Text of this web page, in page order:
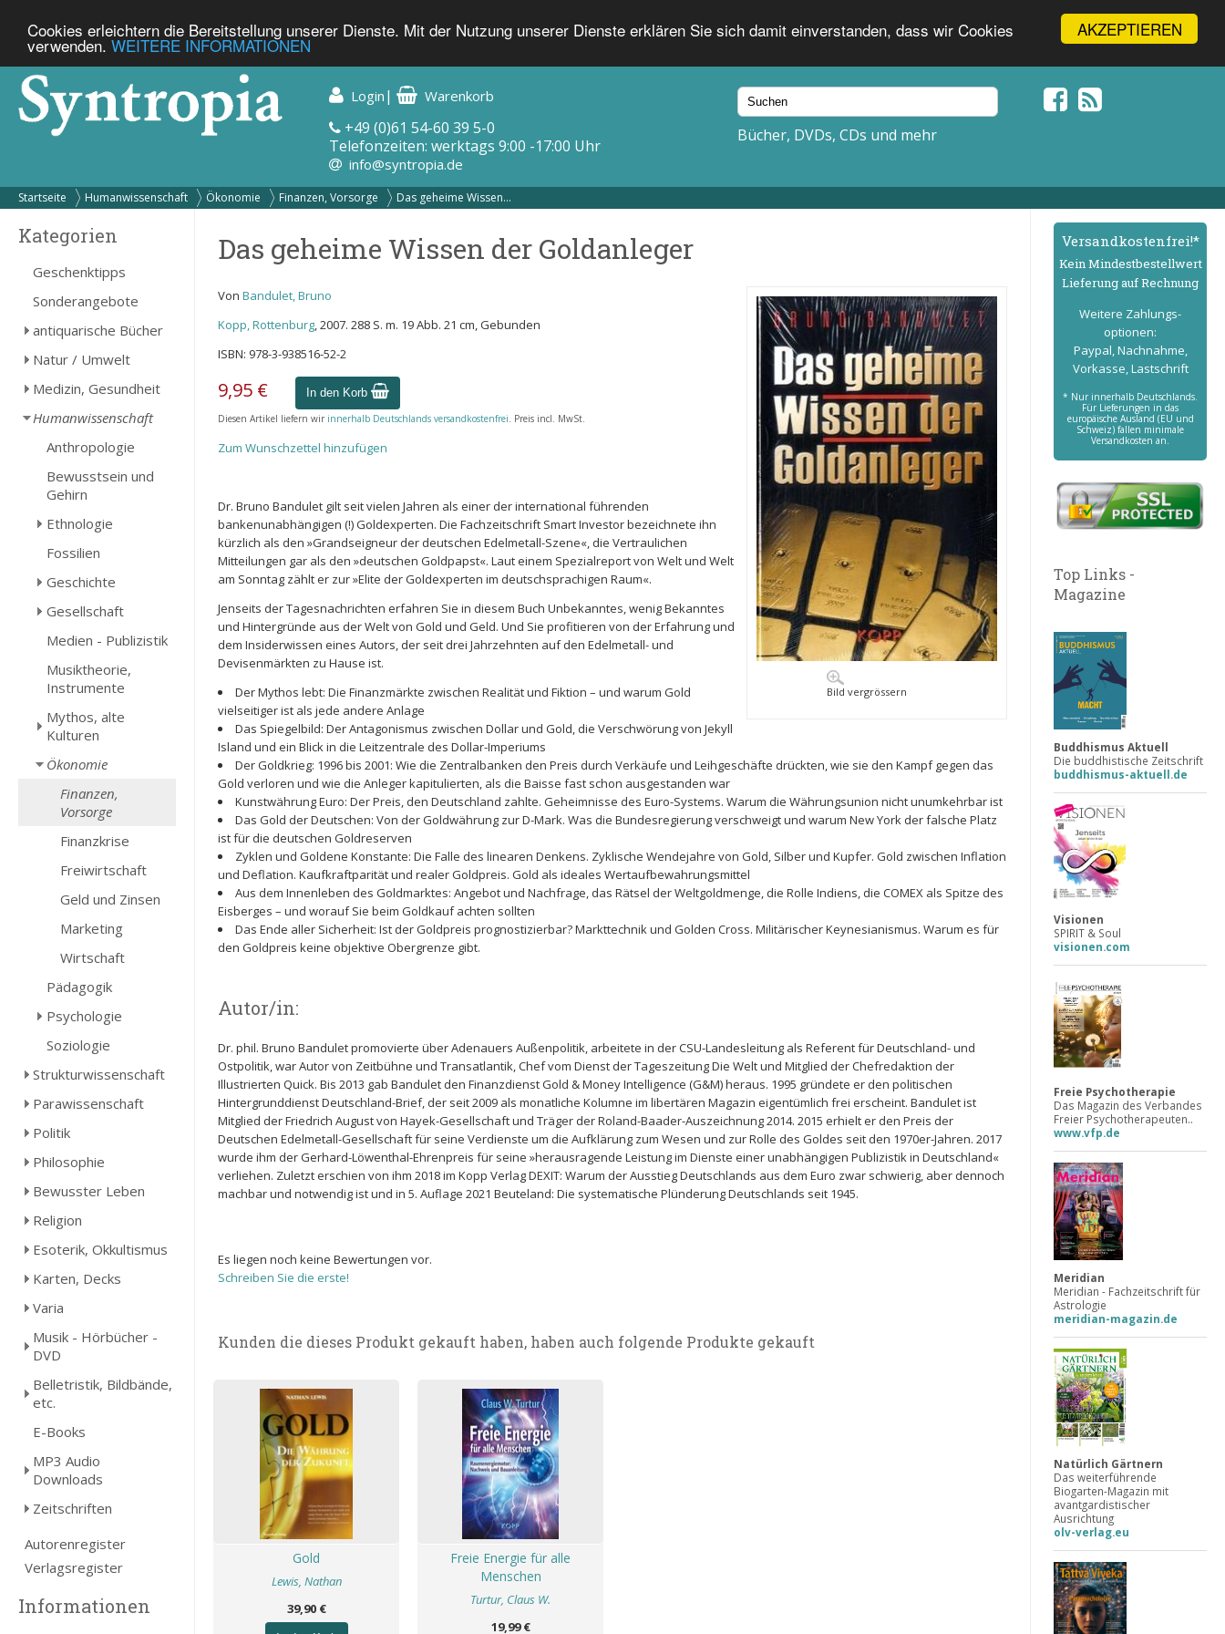
AKZEPTIEREN
Cookies erleichtern die Bereitstellung unserer Dienste. Mit der Nutzung unserer Dienste erklären Sie sich damit einverstanden, dass wir Cookies
verwenden. WEITERE INFORMATIONEN
Login | Warenkorb
+49 (0)61 54-60 39 5-0
Telefonzeiten: werktags 9:00 -17:00 Uhr
info@syntropia.de
Bücher, DVDs, CDs und mehr
Startseite Humanwissenschaft Ökonomie Finanzen, Vorsorge Das geheime Wissen...
Kategorien
Geschenktipps
Sonderangebote
antiquarische Bücher
Natur / Umwelt
Medizin, Gesundheit
Humanwissenschaft
Anthropologie
Bewusstsein und
Gehirn
Ethnologie
Fossilien
Geschichte
Gesellschaft
Medien - Publizistik
Musiktheorie,
Instrumente
Mythos, alte
Kulturen
Ökonomie
Finanzen,
Vorsorge
Finanzkrise
Freiwirtschaft
Geld und Zinsen
Marketing
Wirtschaft
Pädagogik
Psychologie
Soziologie
Strukturwissenschaft
Parawissenschaft
Politik
Philosophie
Bewusster Leben
Religion
Esoterik, Okkultismus
Karten, Decks
Varia
Musik - Hörbücher -
DVD
Belletristik, Bildbände,
etc.
E-Books
MP3 Audio
Downloads
Zeitschriften
Autorenregister
Verlagsregister
Informationen
Das geheime Wissen der Goldanleger
Bild vergrössern
Von Bandulet, Bruno
Kopp, Rottenburg, 2007. 288 S. m. 19 Abb. 21 cm, Gebunden
ISBN: 978-3-938516-52-2
9,95 € In den Korb
Diesen Artikel liefern wir innerhalb Deutschlands versandkostenfrei. Preis incl. MwSt.
Zum Wunschzettel hinzufügen
Dr. Bruno Bandulet gilt seit vielen Jahren als einer der international führenden
bankenunabhängigen (!) Goldexperten. Die Fachzeitschrift Smart Investor bezeichnete ihn
kürzlich als den »Grandseigneur der deutschen Edelmetall-Szene«, die Vertraulichen
Mitteilungen gar als den »deutschen Goldpapst«. Laut einem Spezialreport von Welt und Welt
am Sonntag zählt er zur »Elite der Goldexperten im deutschsprachigen Raum«.
Jenseits der Tagesnachrichten erfahren Sie in diesem Buch Unbekanntes, wenig Bekanntes
und Hintergründe aus der Welt von Gold und Geld. Und Sie profitieren von der Erfahrung und
dem Insiderwissen eines Autors, der seit drei Jahrzehnten auf den Edelmetall- und
Devisenmärkten zu Hause ist.
Der Mythos lebt: Die Finanzmärkte zwischen Realität und Fiktion – und warum Gold
vielseitiger ist als jede andere Anlage
Das Spiegelbild: Der Antagonismus zwischen Dollar und Gold, die Verschwörung von Jekyll
Island und ein Blick in die Leitzentrale des Dollar-Imperiums
Der Goldkrieg: 1996 bis 2001: Wie die Zentralbanken den Preis durch Verkäufe und Leihgeschäfte drückten, wie sie den Kampf gegen das
Gold verloren und wie die Anleger kapitulierten, als die Baisse fast schon ausgestanden war
Kunstwährung Euro: Der Preis, den Deutschland zahlte. Geheimnisse des Euro-Systems. Warum die Währungsunion nicht unumkehrbar ist
Das Gold der Deutschen: Von der Goldwährung zur D-Mark. Was die Bundesregierung verschweigt und warum New York der falsche Platz
ist für die deutschen Goldreserven
Zyklen und Goldene Konstante: Die Falle des linearen Denkens. Zyklische Wendejahre von Gold, Silber und Kupfer. Gold zwischen Inflation
und Deflation. Kaufkraftparität und realer Goldpreis. Gold als ideales Wertaufbewahrungsmittel
Aus dem Innenleben des Goldmarktes: Angebot und Nachfrage, das Rätsel der Weltgoldmenge, die Rolle Indiens, die COMEX als Spitze des
Eisberges – und worauf Sie beim Goldkauf achten sollten
Das Ende aller Sicherheit: Ist der Goldpreis prognostizierbar? Markttechnik und Golden Cross. Militärischer Keynesianismus. Warum es für
den Goldpreis keine objektive Obergrenze gibt.
Autor/in:
Dr. phil. Bruno Bandulet promovierte über Adenauers Außenpolitik, arbeitete in der CSU-Landesleitung als Referent für Deutschland- und
Ostpolitik, war Autor von Zeitbühne und Transatlantik, Chef vom Dienst der Tageszeitung Die Welt und Mitglied der Chefredaktion der
Illustrierten Quick. Bis 2013 gab Bandulet den Finanzdienst Gold & Money Intelligence (G&M) heraus. 1995 gründete er den politischen
Hintergrunddienst Deutschland-Brief, der seit 2009 als monatliche Kolumne im libertären Magazin eigentümlich frei erscheint. Bandulet ist
Mitglied der Friedrich August von Hayek-Gesellschaft und Träger der Roland-Baader-Auszeichnung 2014. 2015 erhielt er den Preis der
Deutschen Edelmetall-Gesellschaft für seine Verdienste um die Aufklärung zum Wesen und zur Rolle des Goldes seit den 1970er-Jahren. 2017
wurde ihm der Gerhard-Löwenthal-Ehrenpreis für seine »herausragende Leistung im Dienste einer unabhängigen Publizistik in Deutschland«
verliehen. Zuletzt erschien von ihm 2018 im Kopp Verlag DEXIT: Warum der Ausstieg Deutschlands aus dem Euro zwar schwierig, aber dennoch
machbar und notwendig ist und in 5. Auflage 2021 Beuteland: Die systematische Plünderung Deutschlands seit 1945.
Es liegen noch keine Bewertungen vor.
Schreiben Sie die erste!
Kunden die dieses Produkt gekauft haben, haben auch folgende Produkte gekauft
Gold
Lewis, Nathan
39,90 €
Freie Energie für alle
Menschen
Turtur, Claus W.
19,99 €
Versand­kostenfrei!*
Kein Mindest­bestell­wert
Lieferung auf Rechnung
Weitere Zahlungs­
optionen:
Paypal, Nachnahme,
Vorkasse, Lastschrift
* Nur innerhalb Deutschlands.
Für Lieferungen in das
europäische Ausland (EU und
Schweiz) fallen minimale
Versandkosten an.
Top Links -
Magazine
Buddhismus Aktuell
Die buddhistische Zeitschrift
buddhismus-aktuell.de
Visionen
SPIRIT & Soul
visionen.com
Freie Psychotherapie
Das Magazin des Verbandes
Freier Psychotherapeuten..
www.vfp.de
Meridian
Meridian - Fachzeitschrift für
Astrologie
meridian-magazin.de
Natürlich Gärtnern
Das weiterführende
Biogarten-Magazin mit
avantgardistischer
Ausrichtung
olv-verlag.eu